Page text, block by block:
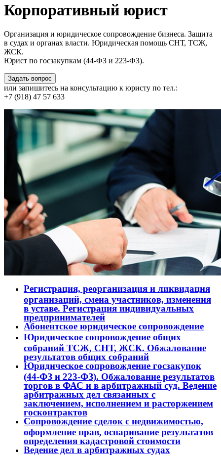
Корпоративный юрист
Организация и юридическое сопровождение бизнеса. Защита
в судах и органах власти. Юридическая помощь СНТ, ТСЖ,
ЖСК.
Юрист по госзакупкам (44-ФЗ и 223-ФЗ).
или запишитесь на консультацию к юристу по тел.:
+7 (918) 47 57 633
Регистрация, реорганизация и ликвидация
организаций, смена участников, изменения
в уставе. Регистрация индивидуальных
предпринимателей
Абонентское юридическое сопровождение
Юридическое сопровождение общих
собраний ТСЖ, СНТ, ЖСК. Обжалование
результатов общих собраний
Юридическое сопровождение госзакупок
(44-ФЗ и 223-ФЗ). Обжалование результатов
торгов в ФАС и в арбитражный суд. Ведение
арбитражных дел связанных с
заключением, исполнением и расторжением
госконтрактов
Сопровождение сделок с недвижимостью,
оформление прав, оспаривание результатов
определения кадастровой стоимости
Ведение дел в арбитражных судах